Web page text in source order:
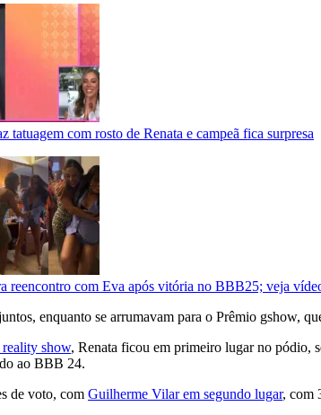
tatuagem com rosto de Renata e campeã fica surpresa
reencontro com Eva após vitória no BBB25; veja
enquanto se arrumavam para o Prêmio gshow,
show, Renata ficou em primeiro lugar no pódio,
ao BBB 24.
de voto, com Guilherme Vilar em segundo lugar, com